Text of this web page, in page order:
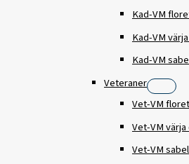
Kad-VM
Kad-VM
Kad-VM
Veteraner
Vet-VM
Vet-VM värja
Vet-VM